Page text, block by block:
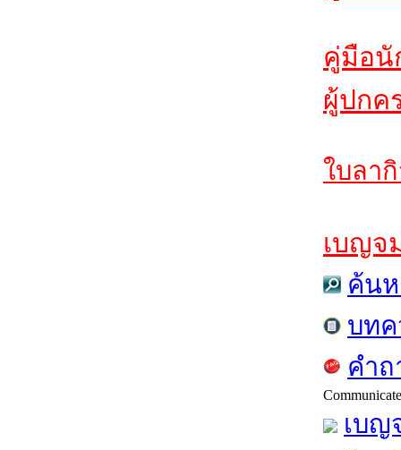
คู่มือนั
ผู้ปกค
ใบลา
เบญจ
ค้นห
บทค
คำ
Communicate
เบญ